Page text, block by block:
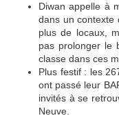
Diwan appelle à
dans un contexte
plus de locaux,
pas prolonger le
classe dans ces
Plus festif : les
ont passé leur
invités à se
Neuve.